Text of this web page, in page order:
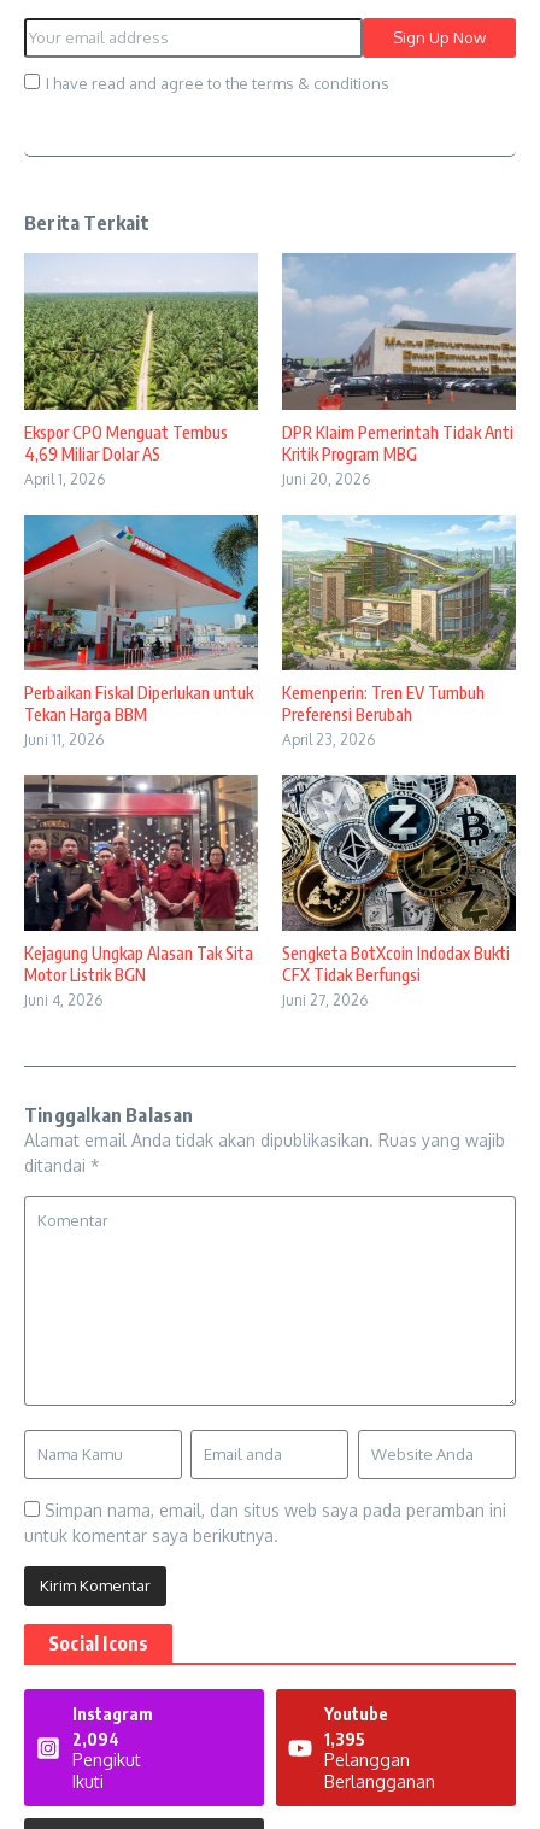
I have read and agree to the terms & conditions
Berita Terkait
Ekspor CPO Menguat Tembus
4,69 Miliar Dolar AS
April 1, 2026
DPR Klaim Pemerintah Tidak Anti
Kritik Program MBG
Juni 20, 2026
Perbaikan Fiskal Diperlukan untuk
Tekan Harga BBM
Juni 11, 2026
Kemenperin: Tren EV Tumbuh
Preferensi Berubah
April 23, 2026
Kejagung Ungkap Alasan Tak Sita
Motor Listrik BGN
Juni 4, 2026
Sengketa BotXcoin Indodax Bukti
CFX Tidak Berfungsi
Juni 27, 2026
Tinggalkan Balasan
Alamat email Anda tidak akan dipublikasikan. Ruas yang wajib
ditandai *
Simpan nama, email, dan situs web saya pada peramban ini
untuk komentar saya berikutnya.
Social Icons
Instagram
2,094
Pengikut
Ikuti
Youtube
1,395
Pelanggan
Berlangganan